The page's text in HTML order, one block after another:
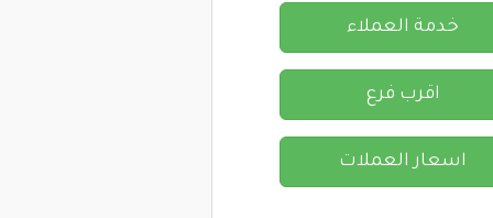
خدمة العملاء
اقرب فرع
اسعار العملات